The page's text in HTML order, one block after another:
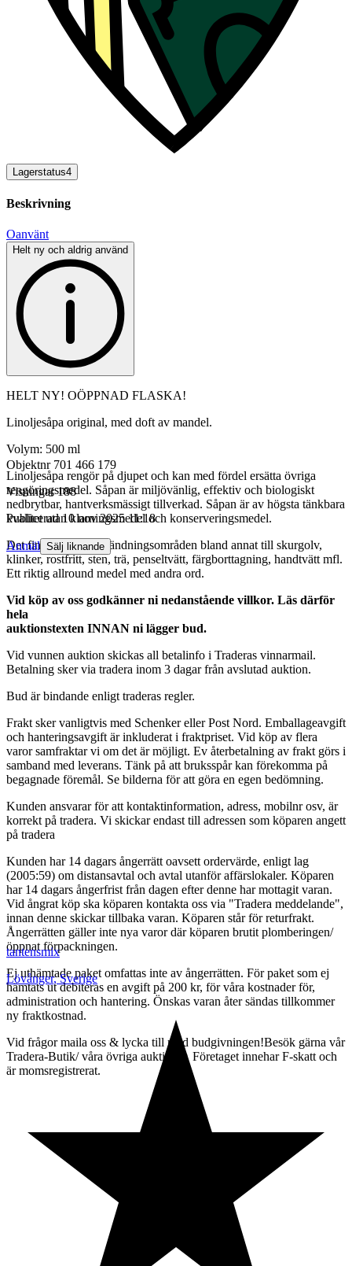
Lagerstatus4
Beskrivning
Oanvänt
Helt ny och aldrig använd
HELT NY! OÖPPNAD FLASKA!
Linoljesåpa original, med doft av mandel.
Volym: 500 ml
Linoljesåpa rengör på djupet och kan med fördel ersätta övriga
rengöringsmedel. Såpan är miljövänlig, effektiv och biologiskt
nedbrytbar, hantverksmässigt tillverkad. Såpan är av högsta tänkbara
kvalitet utan klarningsmedel och konserveringsmedel.
Det finns många användningsområden bland annat till skurgolv,
klinker, rostfritt, sten, trä, penseltvätt, färgborttagning, handtvätt mfl.
Ett riktig allround medel med andra ord.
Vid köp av oss godkänner ni nedanstående villkor. Läs därför
hela
auktionstexten INNAN ni lägger bud.
Vid vunnen auktion skickas all betalinfo i Traderas vinnarmail.
Betalning sker via tradera inom 3 dagar från avslutad auktion.
Bud är bindande enligt traderas regler.
Frakt sker vanligtvis med Schenker eller Post Nord. Emballageavgift
och hanteringsavgift är inkluderat i fraktpriset. Vid köp av flera
varor samfraktar vi om det är möjligt. Ev återbetalning av frakt görs i
samband med leverans. Tänk på att bruksspår kan förekomma på
begagnade föremål. Se bilderna för att göra en egen bedömning.
Kunden ansvarar för att kontaktinformation, adress, mobilnr osv, är
korrekt på tradera. Vi skickar endast till adressen som köparen angett
på tradera
Kunden har 14 dagars ångerrätt oavsett ordervärde, enligt lag
(2005:59) om distansavtal och avtal utanför affärslokaler. Köparen
har 14 dagars ångerfrist från dagen efter denne har mottagit varan.
Vid ångrat köp ska köparen kontakta oss via "Tradera meddelande",
innan denne skickar tillbaka varan. Köparen står för returfrakt.
Ångerrätten gäller inte nya varor där köparen brutit plomberingen/
öppnat förpackningen.
Ej uthämtade paket omfattas inte av ångerrätten. För paket som ej
hämtats ut debiteras en avgift på 200 kr, för våra kostnader för,
administration och hantering. Önskas varan åter sändas tillkommer
ny fraktkostnad.
Vid frågor maila oss & lycka till med budgivningen!Besök gärna vår
Tradera-Butik/ våra övriga auktioner. Företaget innehar F-skatt och
är momsregistrerat.
Objektnr 701 466 179
Visningar 188
Publicerad 10 nov 2025 11:18
Anmäl Sälj liknande
tantensmix
Lövånger,Sverige